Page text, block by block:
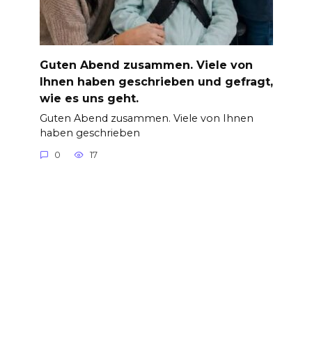
Guten Abend zusammen. Viele von
Ihnen haben geschrieben und gefragt,
wie es uns geht.
Guten Abend zusammen. Viele von Ihnen
haben geschrieben
0 17